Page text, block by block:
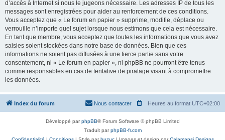
d’accès à Internet si nous le jugeons nécessaire. Les adresses IP de tous les
messages sont enregistrées pour aider au renforcement de ces conditions.
Vous acceptez que « Le forum en papier » supprime, modifie, déplace ou
verrouille n’importe quel sujet lorsque nous estimons que cela est nécessaire.
En tant que membre, vous acceptez que toutes les informations que vous avez
saisies soient stockées dans notre base de données. Bien que ces
informations ne soient pas diffusées à une tierce partie sans votre
consentement, ni « Le forum en papier », ni phpBB ne pourront être tenus
comme responsables en cas de tentative de piratage visant à compromettre
les données.
Index du forum Heures au format UTC+02:00
Nous contacter
Développé parphpBB® Forum Software © phpBB Limited
Traduit parphpBB-fr.com